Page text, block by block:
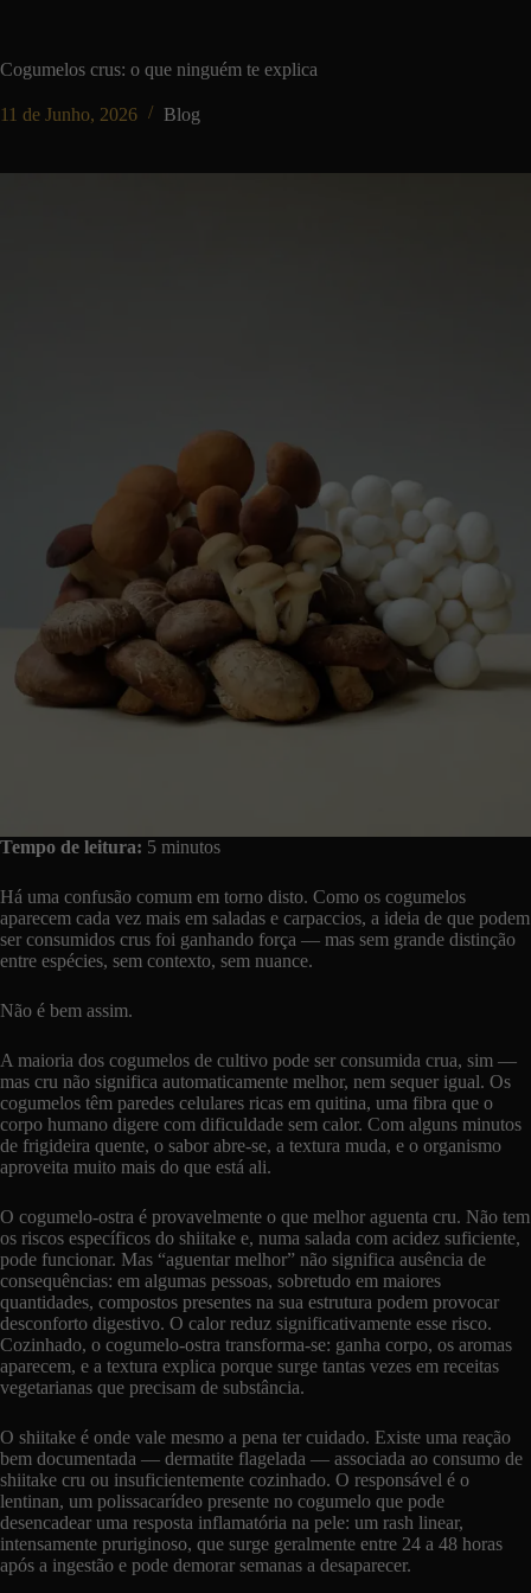
Cogumelos crus: o que ninguém te explica
11 de Junho, 2026 Blog
Tempo de leitura: 5 minutos
Há uma confusão comum em torno disto. Como os cogumelos
aparecem cada vez mais em saladas e carpaccios, a ideia de que podem
ser consumidos crus foi ganhando força — mas sem grande distinção
entre espécies, sem contexto, sem nuance.
Não é bem assim.
A maioria dos cogumelos de cultivo pode ser consumida crua, sim —
mas cru não significa automaticamente melhor, nem sequer igual. Os
cogumelos têm paredes celulares ricas em quitina, uma fibra que o
corpo humano digere com dificuldade sem calor. Com alguns minutos
de frigideira quente, o sabor abre-se, a textura muda, e o organismo
aproveita muito mais do que está ali.
O cogumelo-ostra é provavelmente o que melhor aguenta cru. Não tem
os riscos específicos do shiitake e, numa salada com acidez suficiente,
pode funcionar. Mas “aguentar melhor” não significa ausência de
consequências: em algumas pessoas, sobretudo em maiores
quantidades, compostos presentes na sua estrutura podem provocar
desconforto digestivo. O calor reduz significativamente esse risco.
Cozinhado, o cogumelo-ostra transforma-se: ganha corpo, os aromas
aparecem, e a textura explica porque surge tantas vezes em receitas
vegetarianas que precisam de substância.
O shiitake é onde vale mesmo a pena ter cuidado. Existe uma reação
bem documentada — dermatite flagelada — associada ao consumo de
shiitake cru ou insuficientemente cozinhado. O responsável é o
lentinan, um polissacarídeo presente no cogumelo que pode
desencadear uma resposta inflamatória na pele: um rash linear,
intensamente pruriginoso, que surge geralmente entre 24 a 48 horas
após a ingestão e pode demorar semanas a desaparecer.